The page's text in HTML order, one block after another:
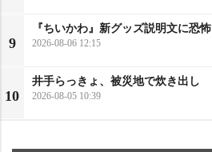
9
『ちいかわ』新グッズ説明文に恐怖
2026-08-06 12:15
10
井手らっきょ、被災地で炊き出し
2026-08-05 10:39